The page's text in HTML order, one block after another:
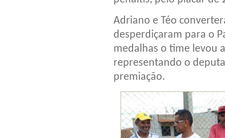
Adriano e Téo
desperdiçaram para o
medalhas o time levou
representando o
premiação.